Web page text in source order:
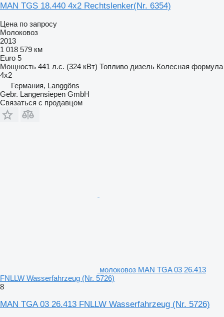
MAN TGS 18.440 4x2 Rechtslenker(Nr. 6354)
Цена по запросу
Молоковоз
2013
1 018 579 км
Euro 5
Мощность 441 л.с. (324 кВт) Топливо дизель Колесная формула
4x2
Германия, Langgöns
Gebr. Langensiepen GmbH
Связаться с продавцом
молоковоз MAN TGA 03 26.413
FNLLW Wasserfahrzeug (Nr. 5726)
8
MAN TGA 03 26.413 FNLLW Wasserfahrzeug (Nr. 5726)